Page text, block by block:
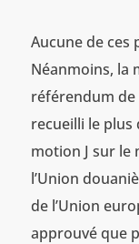
Aucune de ces
Néanmoins, la
référendum
recueilli le plus
motion J sur le
l’Union
de l’Union
approuvé que